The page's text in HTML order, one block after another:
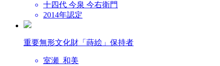
十四代 今泉 今右衛門
2014年認定
重要無形文化財 「蒔絵」保持者
室瀬 和美